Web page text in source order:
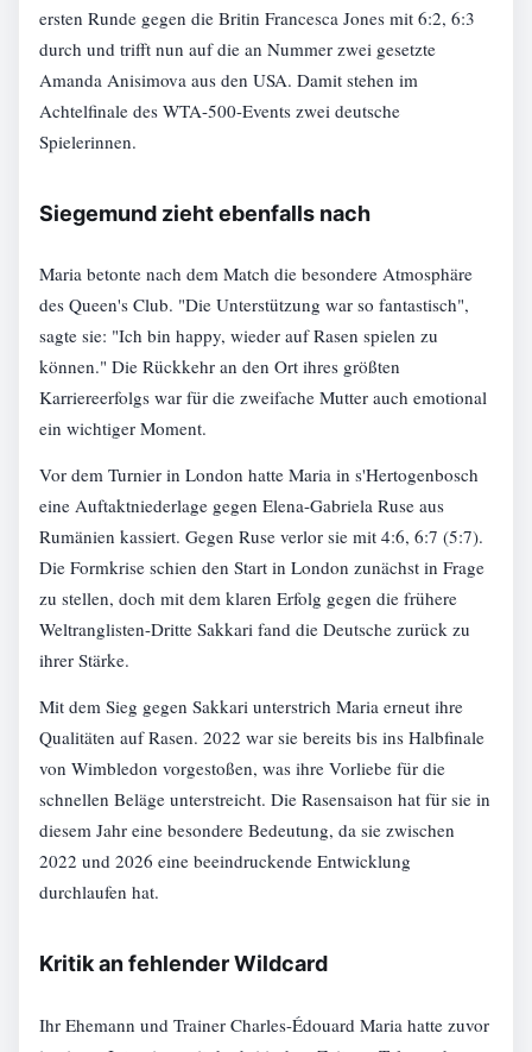
ersten Runde gegen die Britin Francesca Jones mit 6:2, 6:3
durch und trifft nun auf die an Nummer zwei gesetzte
Amanda Anisimova aus den USA. Damit stehen im
Achtelfinale des WTA-500-Events zwei deutsche
Spielerinnen.
Siegemund zieht ebenfalls nach
Maria betonte nach dem Match die besondere Atmosphäre
des Queen's Club. "Die Unterstützung war so fantastisch",
sagte sie: "Ich bin happy, wieder auf Rasen spielen zu
können." Die Rückkehr an den Ort ihres größten
Karriereerfolgs war für die zweifache Mutter auch emotional
ein wichtiger Moment.
Vor dem Turnier in London hatte Maria in s'Hertogenbosch
eine Auftaktniederlage gegen Elena-Gabriela Ruse aus
Rumänien kassiert. Gegen Ruse verlor sie mit 4:6, 6:7 (5:7).
Die Formkrise schien den Start in London zunächst in Frage
zu stellen, doch mit dem klaren Erfolg gegen die frühere
Weltranglisten-Dritte Sakkari fand die Deutsche zurück zu
ihrer Stärke.
Mit dem Sieg gegen Sakkari unterstrich Maria erneut ihre
Qualitäten auf Rasen. 2022 war sie bereits bis ins Halbfinale
von Wimbledon vorgestoßen, was ihre Vorliebe für die
schnellen Beläge unterstreicht. Die Rasensaison hat für sie in
diesem Jahr eine besondere Bedeutung, da sie zwischen
2022 und 2026 eine beeindruckende Entwicklung
durchlaufen hat.
Kritik an fehlender Wildcard
Ihr Ehemann und Trainer Charles-Édouard Maria hatte zuvor